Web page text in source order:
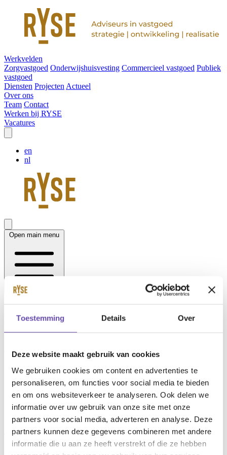
Toestemming Details Over
Deze website maakt gebruik van cookies
We gebruiken cookies om content en advertenties te
personaliseren, om functies voor social media te bieden
en om ons websiteverkeer te analyseren. Ook delen we
informatie over uw gebruik van onze site met onze
partners voor social media, adverteren en analyse. Deze
partners kunnen deze gegevens combineren met andere
informatie die u aan ze heeft verstrekt of die ze hebben
Werkvelden
Zorgvastgoed Onderwijshuisvesting Commercieel vastgoed Publiek
vastgoed
Diensten Projecten Actueel
Over ons
Team Contact
Werken bij RYSE
Vacatures
en
nl
Open main menu
RIBW Arhnem & Veluwe Vallei
opgestelde
strategisch huisvestingsplan (SHP)
RYSE parallel betrokken bij de uitwerking van het
Programma van Eisen(PvE) tot eentechnisch PvEen verzorgde
RYSE projectmanagement bij de al lopende projecten Mercurion en
Wolfheze. Dit alles met als doel het vastgoed toekomstbestendig te
maken en aan te laten sluiten bij de visie van de RIBW AVV.
Zorgvastgoed Gezondheidszorg
Locatie